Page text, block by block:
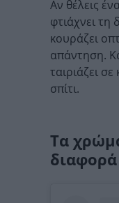
Αν θέλεις
φτιάχνει τη
κουράζει
απάντηση.
ταιριάζει
σπίτι.
Τα
διαφορά